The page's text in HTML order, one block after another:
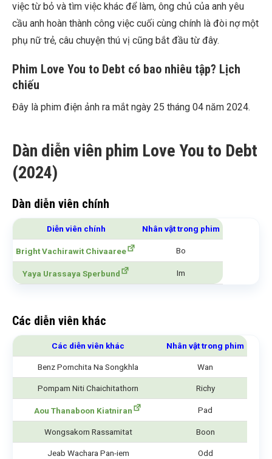
việc từ bỏ và tìm việc khác để làm, ông chủ của anh yêu
cầu anh hoàn thành công việc cuối cùng chính là đòi nợ một
phụ nữ trẻ, câu chuyện thú vị cũng bắt đầu từ đây.
Phim Love You to Debt có bao nhiêu tập? Lịch
chiếu
Đây là phim điện ảnh ra mắt ngày 25 tháng 04 năm 2024.
Dàn diễn viên phim Love You to Debt
(2024)
Dàn diễn viên chính
Diễn viên chính Nhân vật trong phim
Bright Vachirawit Chivaaree Bo
Yaya Urassaya Sperbund Im
Các diễn viên khác
Các diễn viên khác Nhân vật trong phim
Benz Pornchita Na Songkhla Wan
Pompam Niti Chaichitathorn Richy
Aou Thanaboon Kiatniran Pad
Wongsakorn Rassamitat Boon
Jeab Wachara Pan-iem Odd